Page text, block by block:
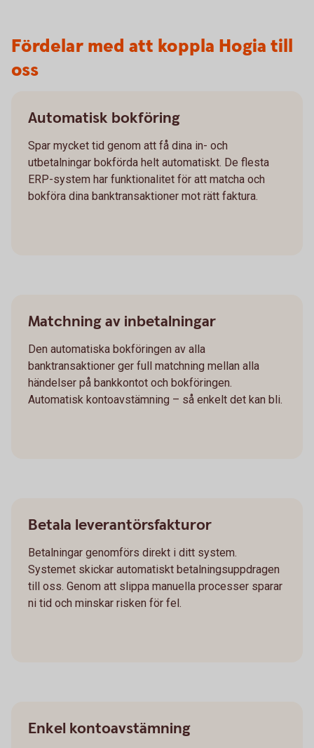
Fördelar med att koppla Hogia till
oss
Automatisk bokföring
Spar mycket tid genom att få dina in- och
utbetalningar bokförda helt automatiskt. De flesta
ERP-system har funktionalitet för att matcha och
bokföra dina banktransaktioner mot rätt faktura.
Matchning av inbetalningar
Den automatiska bokföringen av alla
banktransaktioner ger full matchning mellan alla
händelser på bankkontot och bokföringen.
Automatisk kontoavstämning – så enkelt det kan bli.
Betala leverantörsfakturor
Betalningar genomförs direkt i ditt system.
Systemet skickar automatiskt betalningsuppdragen
till oss. Genom att slippa manuella processer sparar
ni tid och minskar risken för fel.
Enkel kontoavstämning